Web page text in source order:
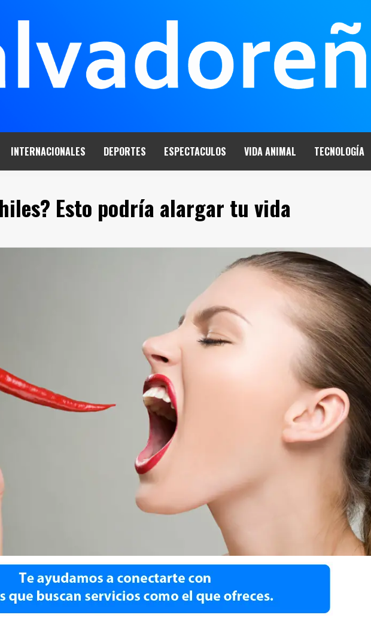
INTERNACIONALES DEPORTES ESPECTACULOS VIDA ANIMAL TECNOLOGÍA
Esto podría alargar tu vida